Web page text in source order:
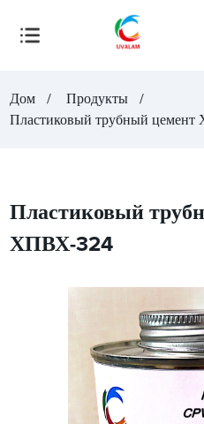
Дом
Продукты
Пластиковый трубный
Пластиковый
ХПВХ-324